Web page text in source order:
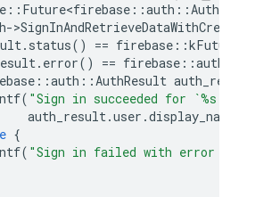
:: Future<firebase ::auth ::
->
. status() == firebase ::
. error() == firebase ::auth
::auth ::AuthResult auth_result
( "Sign in succeeded for `%s`
auth_result.user .display_name
{
( "Sign in failed with error '%s'